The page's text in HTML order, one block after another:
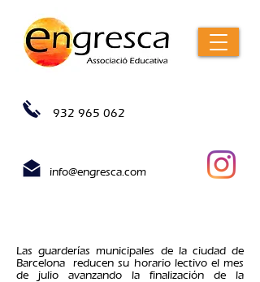
932 965 062
info@engresca.com
Las guarderías municipales de la ciudad de
Barcelona
reducen su horario lectivo el mes
de julio avanzando la finalización de la